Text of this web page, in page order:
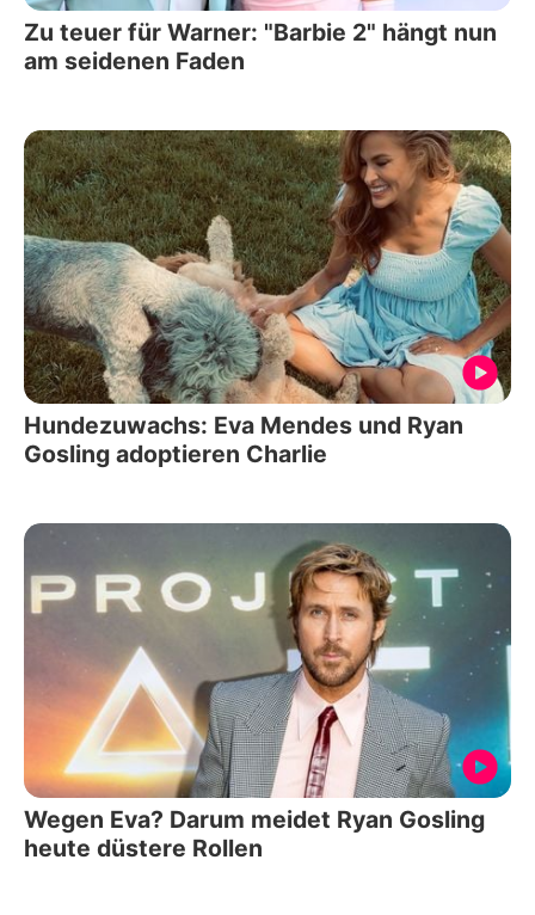
Zu teuer für Warner: "Barbie 2" hängt nun
am seidenen Faden
Hundezuwachs: Eva Mendes und Ryan
Gosling adoptieren Charlie
Wegen Eva? Darum meidet Ryan Gosling
heute düstere Rollen